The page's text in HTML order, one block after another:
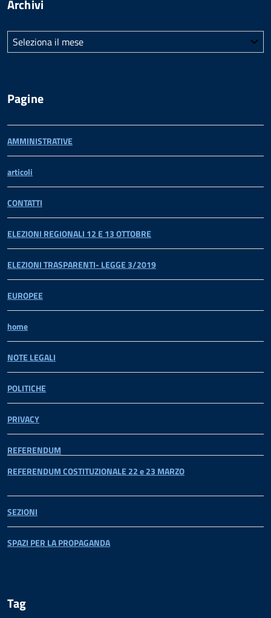
Archivi
Archivi
Pagine
AMMINISTRATIVE
articoli
CONTATTI
ELEZIONI REGIONALI 12 E 13 OTTOBRE
ELEZIONI TRASPARENTI- LEGGE 3/2019
EUROPEE
home
NOTE LEGALI
POLITICHE
PRIVACY
REFERENDUM
REFERENDUM COSTITUZIONALE 22 e 23 MARZO
SEZIONI
SPAZI PER LA PROPAGANDA
Tag